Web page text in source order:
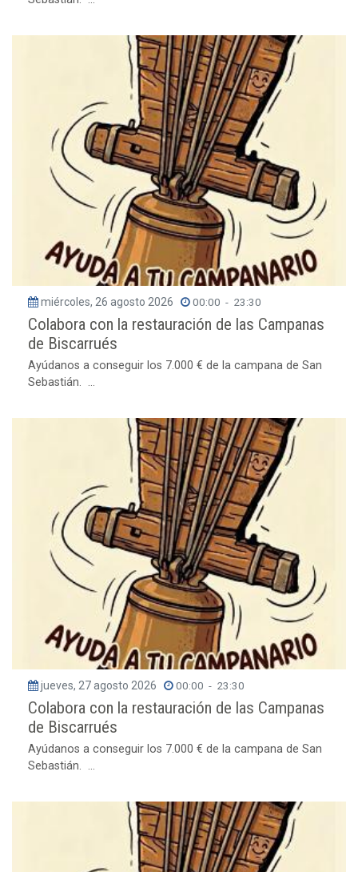
miércoles, 26 agosto 2026 00:00 - 23:30
Colabora con la restauración de las Campanas
de Biscarrués
Ayúdanos a conseguir los 7.000 € de la campana de San
Sebastián. ...
jueves, 27 agosto 2026 00:00 - 23:30
Colabora con la restauración de las Campanas
de Biscarrués
Ayúdanos a conseguir los 7.000 € de la campana de San
Sebastián. ...